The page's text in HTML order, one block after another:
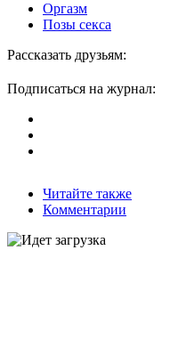
Оргазм
Позы секса
Рассказать друзьям:
Подписаться на журнал:
Читайте также
Комментарии